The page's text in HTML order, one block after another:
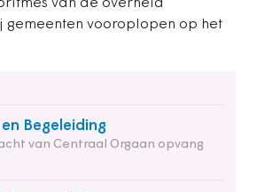
van de overheid
vooroplopen op het
Begeleiding
van Centraal Orgaan opvang